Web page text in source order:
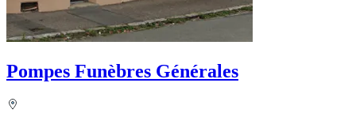
Pompes Funèbres Générales